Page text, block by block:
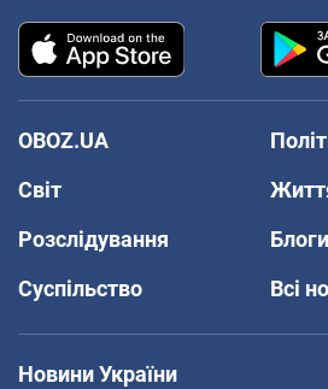
OBOZ.UA
Світ
Розслідування
Блоги
Суспільство
Всі
Новини України